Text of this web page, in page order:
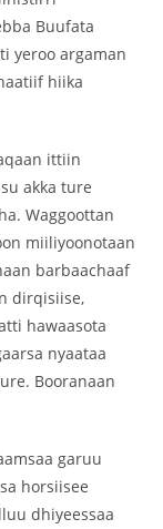
Buufata
yeroo argaman
hiika
ittiin
akka ture
Waggoottan
miiliyoonotaan
barbaachaaf
dirqisiise,
hawaasota
nyaataa
Booranaan
garuu
horsiisee
dhiyeessaa